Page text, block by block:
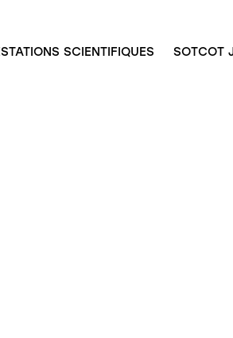
SCIENTIFIQUES SOTCOT